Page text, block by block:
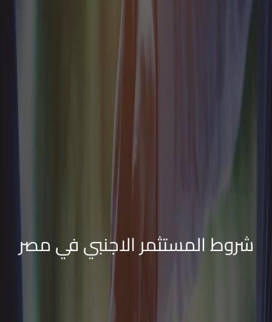
شروط المستثمر الاجنبي في مصر